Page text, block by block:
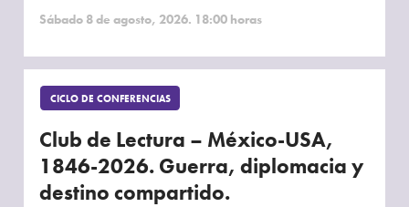
Sábado 8 de agosto, 2026. 18:00 horas
CICLO DE CONFERENCIAS
Club de Lectura – México-USA,
1846-2026. Guerra, diplomacia y
destino compartido.